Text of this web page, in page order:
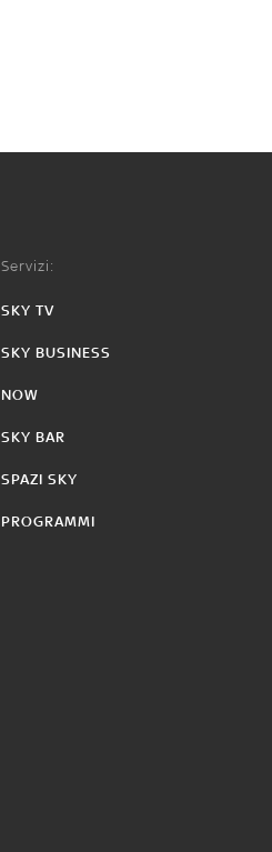
Servizi:
SKY TV
SKY BUSINESS
NOW
SKY BAR
SPAZI SKY
PROGRAMMI